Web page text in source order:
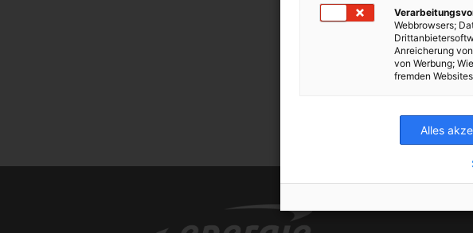
Webbrowsers;
Anreicherung
von Werbung;
fremden
Alles